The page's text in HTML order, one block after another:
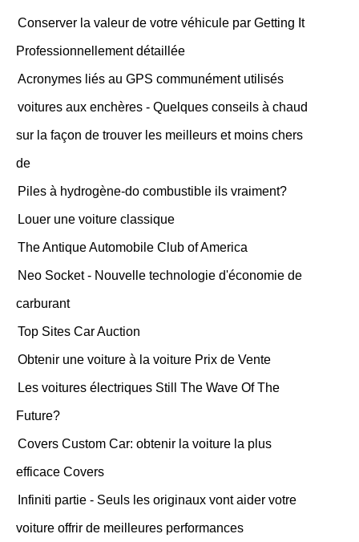
Conserver la valeur de votre véhicule par Getting It
Professionnellement détaillée
Acronymes liés au GPS communément utilisés
voitures aux enchères - Quelques conseils à chaud
sur la façon de trouver les meilleurs et moins chers
de
Piles à hydrogène-do combustible ils vraiment?
Louer une voiture classique
The Antique Automobile Club of America
Neo Socket - Nouvelle technologie d'économie de
carburant
Top Sites Car Auction
Obtenir une voiture à la voiture Prix de Vente
Les voitures électriques Still The Wave Of The
Future?
Covers Custom Car: obtenir la voiture la plus
efficace Covers
Infiniti partie - Seuls les originaux vont aider votre
voiture offrir de meilleures performances